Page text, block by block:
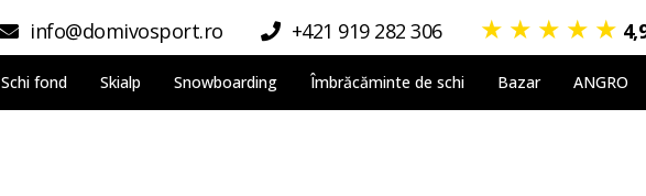
info@domivosport.ro +421 919 282 306 ★ ★ ★ ★ ★
Schi fond Skialp Snowboarding Îmbrăcăminte de schi Bazar ANGRO